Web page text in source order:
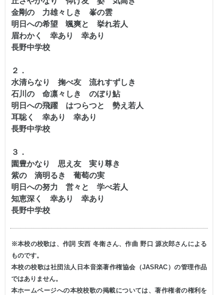
金剛の 力雄々しき 峯の雲
明日への希望 颯爽と 挙れ若人
眉わかく 幸あり 幸あり
長野中学校
２．
水清らなり 掬べ友 流れすずしき
石川の 命凛々しき のぼり鮎
明日への飛躍 はつらつと 勢え若人
耳聡く 幸あり 幸あり
長野中学校
３．
園豊かなり 思え友 実り尊き
紫の 滴明るき 葡萄の実
明日への努力 営々と 学べ若人
知恵深く 幸あり 幸あり
長野中学校
※本校の校歌は、作詞 安西 冬衛さん、作曲 野口 源次郎さんによる
ものです。
本校の校歌は社団法人日本音楽著作権協会（JASRAC）の管理作品
ではありません。
本ホームページへの本校校歌の掲載については、著作権者の権利を